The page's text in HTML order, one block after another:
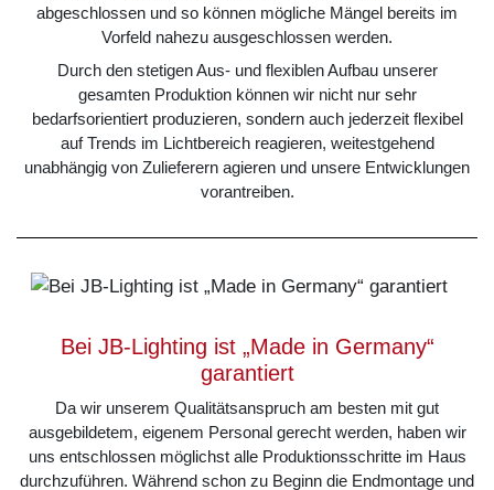
abgeschlossen und so können mögliche Mängel bereits im
Vorfeld nahezu ausgeschlossen werden.
Durch den stetigen Aus- und flexiblen Aufbau unserer
gesamten Produktion können wir nicht nur sehr
bedarfsorientiert produzieren, sondern auch jederzeit flexibel
auf Trends im Lichtbereich reagieren, weitestgehend
unabhängig von Zulieferern agieren und unsere Entwicklungen
vorantreiben.
Bei JB-Lighting ist „Made in Germany“
garantiert
Da wir unserem Qualitätsanspruch am besten mit gut
ausgebildetem, eigenem Personal gerecht werden, haben wir
uns entschlossen möglichst alle Produktionsschritte im Haus
durchzuführen. Während schon zu Beginn die Endmontage und